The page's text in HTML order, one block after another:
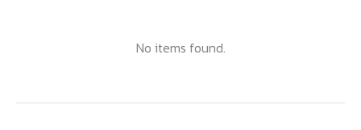
No items found.